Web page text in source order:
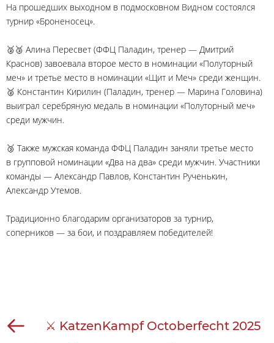
На прошедших выходном в подмосковном Видном состоялся
турнир «Броненосец».
🥈🥉 Алина Пересвет (ФФЦ Паладин, тренер — Дмитрий
Краснов) завоевала второе место в номинации «Полуторный
меч» и третье место в номинации «Щит и Меч» среди женщин.
🥈 Константин Кирилин (Паладин, тренер — Марина Головина)
выиграл серебряную медаль в номинации «Полуторный меч»
среди мужчин.
🥉 Также мужская команда ФФЦ Паладин заняли третье место
в групповой номинации «Два на два» среди мужчин. Участники
команды — Александр Павлов, Константин Рученькин,
Александр Утемов.
Традиционно благодарим организаторов за турнир,
соперников — за бои, и поздравляем победителей!
⚔ KatzenKampf Octoberfecht 2025